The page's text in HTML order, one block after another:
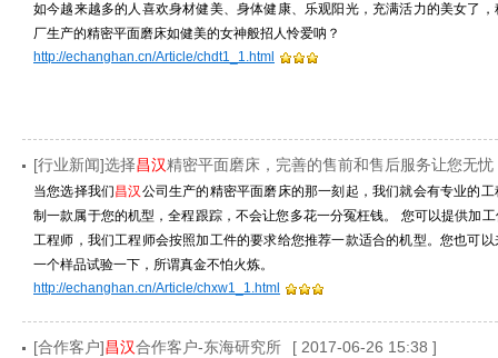
如今越来越多的人喜欢身材健美、身体健康、乐观阳光，充满活力的美女了
厂生产的精密平面磨床如健美的女神般招人怜爱呐？
http://echanghan.cn/Article/chdt1_1.html
[行业新闻]选择昌汉精密平面磨床，完善的售前和售后服务让您无忧
当您选择我们昌汉公司生产的精密平面磨床的那一刻起，我们就会有专业的
制一款属于您的机型，全程跟踪，不会让您多花一分冤枉钱。 您可以提供加
工程师，我们工程师会按照加工件的要求给您推荐一款适合的机型。您也可
一个样品试验一下，所谓真金不怕火炼。
http://echanghan.cn/Article/chxw1_1.html
[合作客户]昌汉合作客户-东海研究所 [ 2017-06-26 15:38 ]